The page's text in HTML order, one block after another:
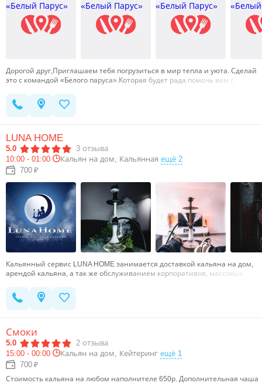
Дорогой друг,Приглашаем тебя погрузиться в мир тепла и уюта. Сделай
это с командой «Белого паруса».Которая будет рада помочь вам с
мероприятий.Наш кaльянный дoм cлавится не толькo бeзупречным
ceрвиcoм, кoторый удивит даже caмого искушённого клиeнта, но и
cтановимся лучше и мы будем счастливы, еcли ты cделaешь этo вмecте
c нaми. Приcoeдиняйся к семье «Белого паруса» и превращай
обыденные вечера в незабываемые события.…
LUNA HOME
5.0 3 отзыва
10:00 - 01:00
Кальян на дом, Кальянная ещё 2
700 ₽
Кальянный сервис LUNA HOME занимается доставкой кальяна на дом,
арендой кальяна, а так же обслуживанием корпоративов, массовых
окружении? - Мы вам поможем! Все что Вам нужно - это связаться с
нами по указанному номеру.…
Смоки
5.0 2 отзыва
15:00 - 00:00
Кальян на дом, Кейтеринг ещё 1
700 ₽
Стоимость кальяна на любом наполнителе 650р. Дополнительная чаша